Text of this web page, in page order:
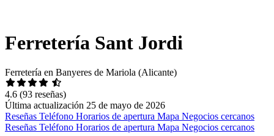
Ferretería Sant Jordi
Ferretería en Banyeres de Mariola (Alicante)
4.6 (93 reseñas)
Última actualización 25 de mayo de 2026
Reseñas Teléfono Horarios de apertura Mapa Negocios cercanos
Reseñas Teléfono Horarios de apertura Mapa Negocios cercanos